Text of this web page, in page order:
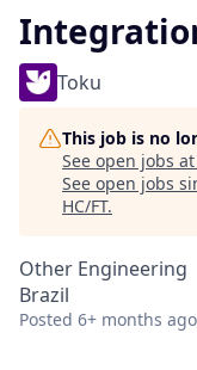
Toku
This job is no
See open jobs at
See open jobs
HC/FT.
Other Engineering
Brazil
Posted 6+ months ago